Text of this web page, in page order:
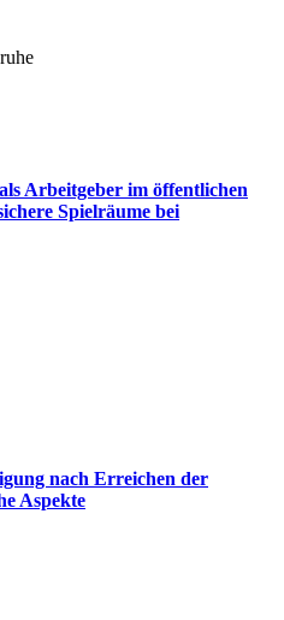
Arbeitgeber im öffentlichen
Spielräume bei
nach Erreichen der
Aspekte